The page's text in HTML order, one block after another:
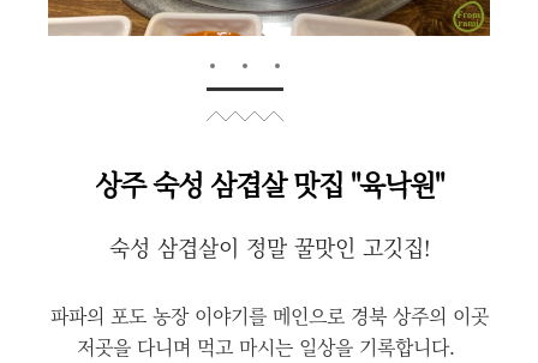
상주 숙성 삼겹살 맛집 "육낙원"
숙성 삼겹살이 정말 꿀맛인 고깃집!
파파의 포도 농장 이야기를 메인으로 경북 상주의 이곳
저곳을 다니며 먹고 마시는 일상을 기록합니다.